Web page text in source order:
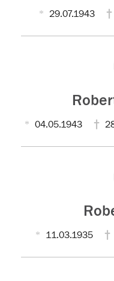
29.07.1943
04.05.1943
11.03.1935